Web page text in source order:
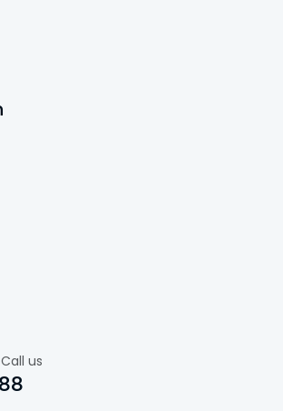
us